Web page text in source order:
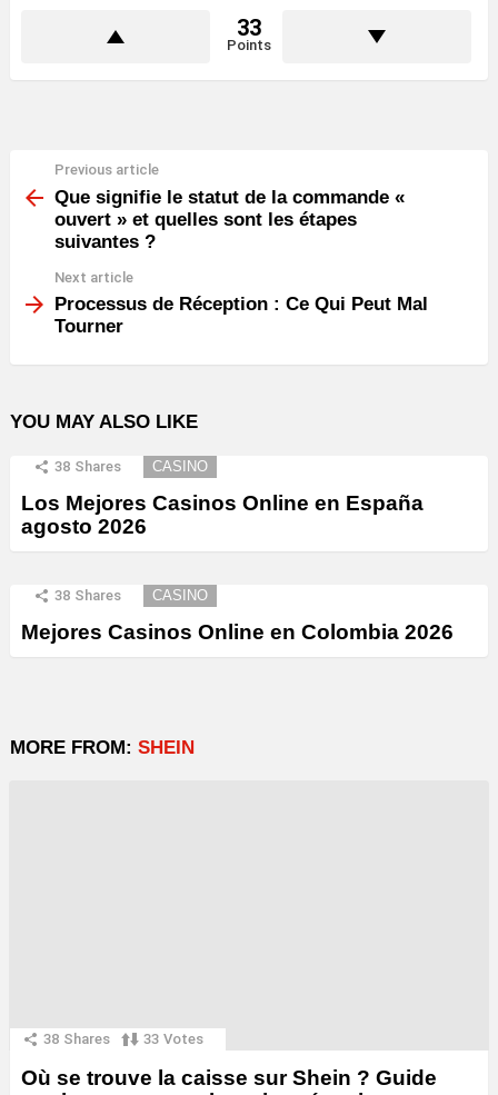
33
Points
more
Previous article
Que signifie le statut de la commande «
ouvert » et quelles sont les étapes
suivantes ?
Next article
Processus de Réception : Ce Qui Peut Mal
Tourner
YOU MAY ALSO LIKE
38 Shares CASINO
Los Mejores Casinos Online en España
agosto 2026
38 Shares CASINO
Mejores Casinos Online en Colombia 2026
MORE FROM: SHEIN
38 Shares 33 Votes
Où se trouve la caisse sur Shein ? Guide